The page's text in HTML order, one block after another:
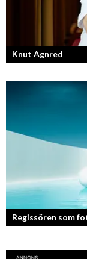
Knut Agnred
Knut Agnred är
Regissören som
Fotografen och